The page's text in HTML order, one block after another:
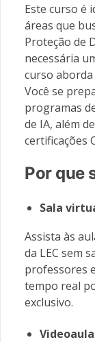
Este curso é
áreas que
Proteção de
necessária
curso
Você se
programas
de IA, além
certificações
Por que
Sala
Assista às
da LEC sem
professores
tempo real
exclusivo.